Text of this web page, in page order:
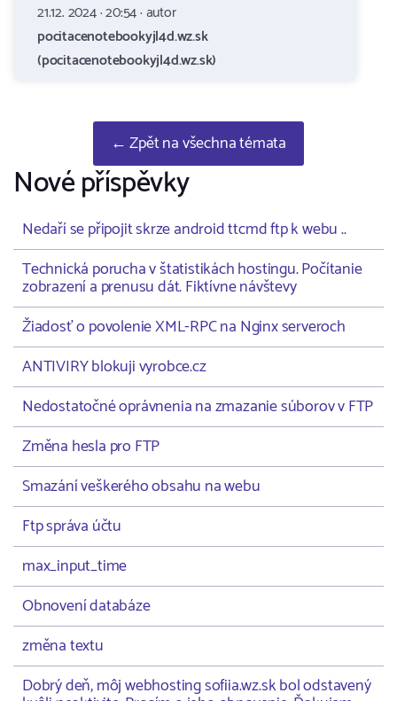
21.12. 2024 · 20:54 · autor
pocitacenotebookyjl4d.wz.sk
(pocitacenotebookyjl4d.wz.sk)
← Zpět na všechna témata
Nové příspěvky
Nedaří se připojit skrze android ttcmd ftp k webu ..
Technická porucha v štatistikách hostingu. Počítanie
zobrazení a prenusu dát. Fiktívne návštevy
Žiadosť o povolenie XML-RPC na Nginx serveroch
ANTIVIRY blokuji vyrobce.cz
Nedostatočné oprávnenia na zmazanie súborov v FTP
Změna hesla pro FTP
Smazání veškerého obsahu na webu
Ftp správa účtu
max_input_time
Obnovení databáze
změna textu
Dobrý deň, môj webhosting sofiia.wz.sk bol odstavený